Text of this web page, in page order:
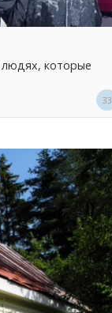
которые
33